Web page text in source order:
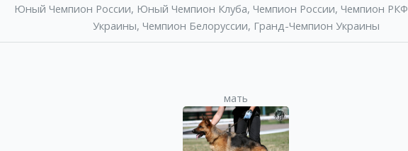
Юный Чемпион России, Юный Чемпион Клуба,Чемпион России,Чемпион РКФ
Украины, Чемпион Белоруссии, Гранд-Чемпион Украины
мать